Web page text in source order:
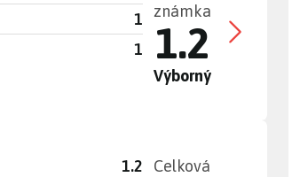
1
1
známka
1.2
Výborný
1.2
Celková